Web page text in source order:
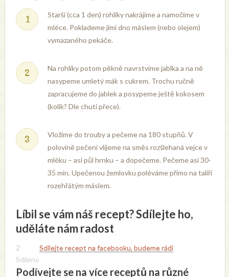
Starší (cca 1 den) rohlíky nakrájíme a namočíme v
mléce. Poklademe jimi dno máslem (nebo olejem)
vymazaného pekáče.
Na rohlíky potom pěkně navrstvíme jablka a na ně
nasypeme umletý mák s cukrem. Trochu ručně
zapracujeme do jablek a posypeme ještě kokosem
(kolik? Dle chuti přece).
Vložíme do trouby a pečeme na 180 stupňů. V
polovině pečení vlijeme na směs rozšlehaná vejce v
mléku – asi půl hrnku – a dopečeme. Pečeme asi 30-
35 min. Upečenou žemlovku poléváme přímo na talíří
rozehřátým máslem.
Líbil se vám náš recept? Sdílejte ho,
uděláte nám radost
2
Sdíleno
Sdílejte recept na facebooku, budeme rádi
Podívejte se na více receptů na různé